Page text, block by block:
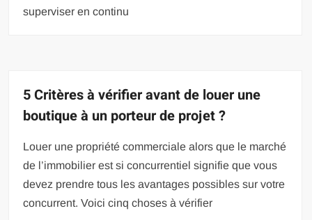
superviser en continu
5 Critères à vérifier avant de louer une
boutique à un porteur de projet ?
Louer une propriété commerciale alors que le marché
de l’immobilier est si concurrentiel signifie que vous
devez prendre tous les avantages possibles sur votre
concurrent. Voici cinq choses à vérifier